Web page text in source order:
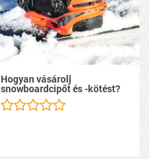
Hogyan vásárolj
snowboardcipőt és -kötést?